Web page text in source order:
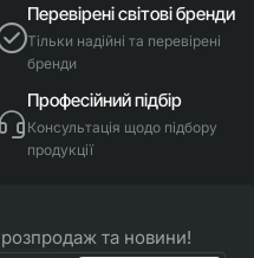
Перевірені світові бренди
Тільки надійні та перевірені
бренди
Професійний підбір
Консультація щодо підбору
продукції
та новини!